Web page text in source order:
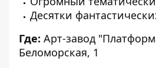
Десятки
Где: Арт-завод
Беломорская, 1